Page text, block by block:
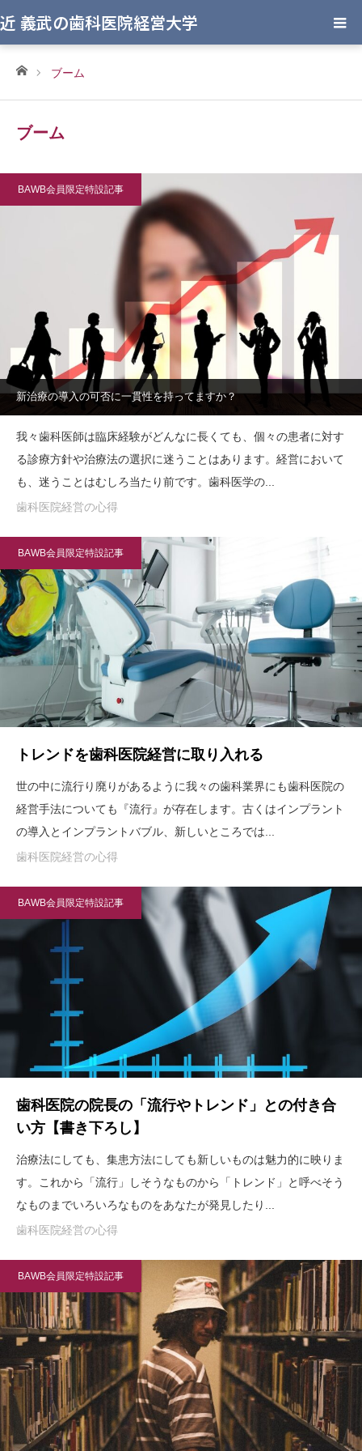
近 義武の歯科医院経営大学
ホームブーム
ブーム
BAWB会員限定特設記事
新治療の導入の可否に一貫性を持ってますか？
我々歯科医師は臨床経験がどんなに長くても、個々の患者に対す
る診療方針や治療法の選択に迷うことはあります。経営において
も、迷うことはむしろ当たり前です。歯科医学の...
歯科医院経営の心得
BAWB会員限定特設記事
トレンドを歯科医院経営に取り入れる
世の中に流行り廃りがあるように我々の歯科業界にも歯科医院の
経営手法についても『流行』が存在します。古くはインプラント
の導入とインプラントバブル、新しいところでは...
歯科医院経営の心得
BAWB会員限定特設記事
歯科医院の院長の「流行やトレンド」との付き合
い方【書き下ろし】
治療法にしても、集患方法にしても新しいものは魅力的に映りま
す。これから「流行」しそうなものから「トレンド」と呼べそう
なものまでいろいろなものをあなたが発見したり...
歯科医院経営の心得
BAWB会員限定特設記事